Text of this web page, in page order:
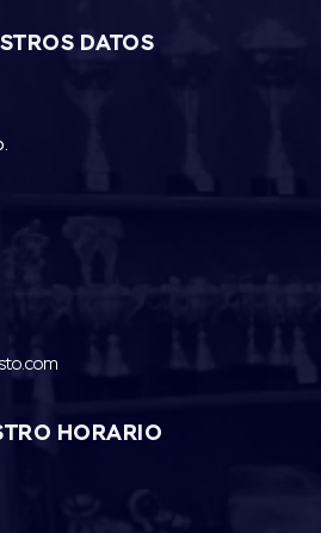
DATOS
HORARIO